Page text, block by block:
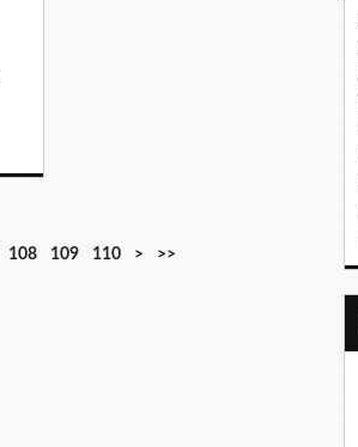
108 109 110 > >>